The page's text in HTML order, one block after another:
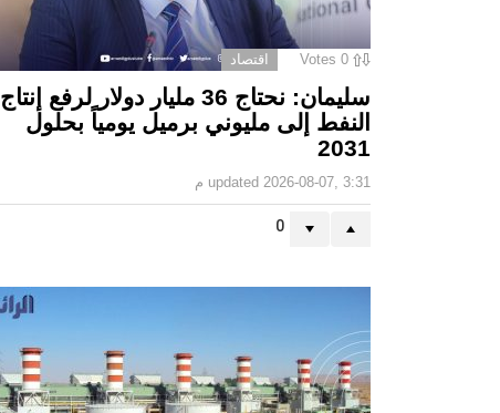
0
Votes اقتصاد
سليمان: نحتاج 36 مليار دولار لرفع إنتاج
النفط إلى مليوني برميل يومياً بحلول
2031
updated 2026-08-07, 3:31 م
0